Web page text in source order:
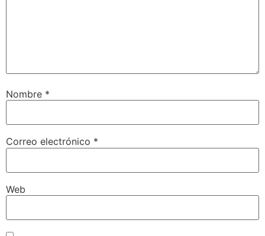
Nombre *
Correo electrónico *
Web